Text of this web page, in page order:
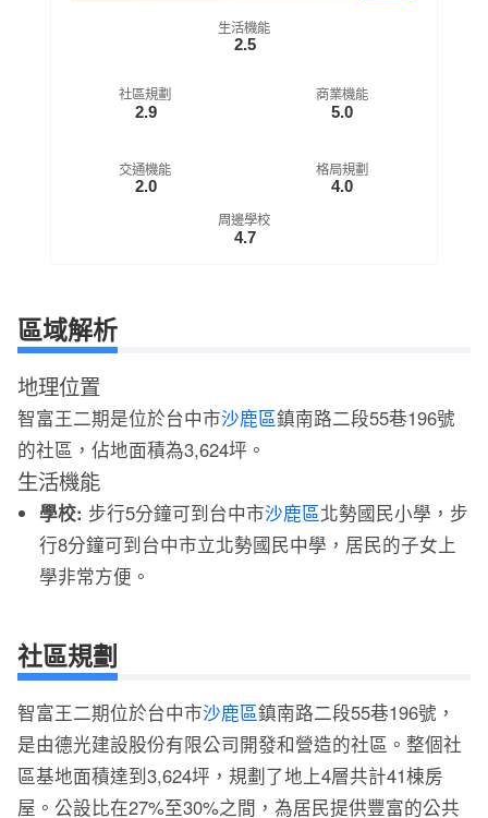
生活機能
2.5
商業機能
5.0
格局規劃
4.0
周邊學校
4.7
交通機能
2.0
社區規劃
2.9
區域解析
地理位置
智富王二期是位於台中市沙鹿區鎮南路二段55巷196號
的社區，佔地面積為3,624坪。
生活機能
學校: 步行5分鐘可到台中市沙鹿區北勢國民小學，步
行8分鐘可到台中市立北勢國民中學，居民的子女上
學非常方便。
社區規劃
智富王二期位於台中市沙鹿區鎮南路二段55巷196號，
是由德光建設股份有限公司開發和營造的社區。整個社
區基地面積達到3,624坪，規劃了地上4層共計41棟房
屋。公設比在27%至30%之間，為居民提供豐富的公共